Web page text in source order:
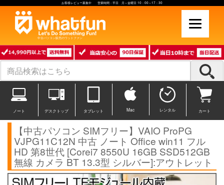
お客様レビュー募集中 営業時間：平日 月～金曜日 10：00～17：30
中古パソコン販売のワットファン
ノート デスクトップ タブレット Mac レンタル カート
【中古パソコン SIMフリー】VAIO ProPG
VJPG11C12N 中古 ノート Office win11 フル
HD 第8世代 [Corei7 8550U 16GB SSD512GB
無線 カメラ BT 13.3型 シルバー]:アウトレット